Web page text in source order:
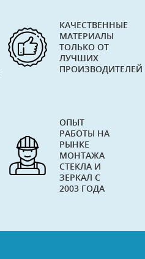
КАЧЕСТВЕННЫЕ
МАТЕРИАЛЫ
ТОЛЬКО ОТ
ЛУЧШИХ
ПРОИЗВОДИТЕЛЕЙ
ОПЫТ
РАБОТЫ НА
РЫНКЕ
МОНТАЖА
СТЕКЛА И
ЗЕРКАЛ С
2003 ГОДА